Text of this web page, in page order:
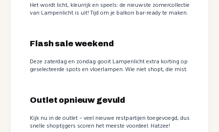
Het wordt licht, kleurrijk en speels: de nieuwste zomercollectie
van Lampenlicht is uit! Tijd om je balkon bar-ready te maken.
Flash sale weekend
Deze zaterdag en zondag gooit Lampenlicht extra korting op
geselecteerde spots en vloerlampen. Wie niet shopt, die mist.
Outlet opnieuw gevuld
Kijk nu in de outlet – veel nieuwe restpartijen toegevoegd, dus
snelle shoptijgers scoren het meeste voordeel. Hatzee!